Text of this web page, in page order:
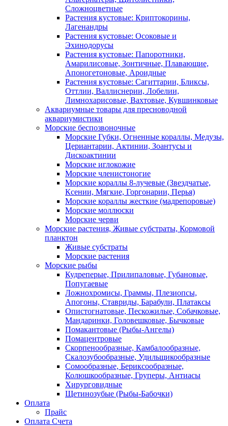
Сложноцветные
Растения кустовые: Криптокорины,
Лагенандры
Растения кустовые: Осоковые и
Эхинодорусы
Растения кустовые: Папоротники,
Амарилисовые, Зонтичные, Плавающие,
Апоногетоновые, Ароидные
Растения кустовые: Сагиттарии, Бликсы,
Оттлии, Валлиснерии, Лобелии,
Лимнохарисовые, Вахтовые, Кувшинковые
Аквариумные товары для пресноводной
аквариумистики
Морские беспозвоночные
Морские Губки, Огненные кораллы, Медузы,
Цериантарии, Актинии, Зоантусы и
Дискоактинии
Морские иглокожие
Морские членистоногие
Морские кораллы 8-лучевые (Звездчатые,
Ксении, Мягкие, Горгонарии, Перья)
Морские кораллы жесткие (мадрепоровые)
Морские моллюски
Морские черви
Морские растения, Живые субстраты, Кормовой
планктон
Живые субстраты
Морские растения
Морские рыбы
Кудреперые, Прилипаловые, Губановые,
Попугаевые
Ложнохромисы, Граммы, Плезиопсы,
Апогоны, Ставриды, Барабули, Платаксы
Опистогнатовые, Пескожилые, Собачковые,
Мандаринки, Головешковые, Бычковые
Помакантовые (Рыбы-Ангелы)
Помацентровые
Скорпенообразные, Камбалообразные,
Скалозубообразные, Удильщикообразные
Сомообразные, Бериксообразные,
Колюшкообразные, Груперы, Антиасы
Хирурговидные
Щетинозубые (Рыбы-Бабочки)
Оплата
Прайс
Оплата Счета